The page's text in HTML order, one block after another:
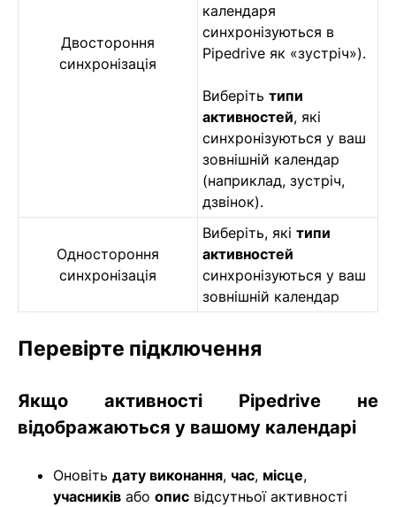
Двостороння
синхронізація
календаря
синхронізуються в
Pipedrive як «зустріч»).
Виберіть типи
активностей, які
синхронізуються у ваш
зовнішній календар
(наприклад, зустріч,
дзвінок).
Одностороння
синхронізація
Виберіть, які типи
активностей
синхронізуються у ваш
зовнішній календар
Перевірте підключення
Якщо активності Pipedrive не
відображаються у вашому календарі
Оновіть дату виконання, час, місце,
учасників або опис відсутньої активності